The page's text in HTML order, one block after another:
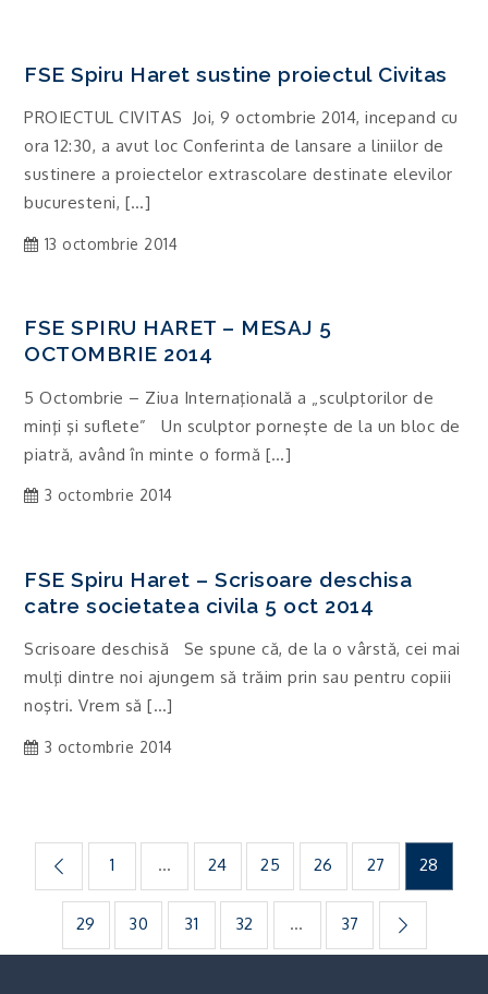
FSE Spiru Haret sustine proiectul Civitas
PROIECTUL CIVITAS Joi, 9 octombrie 2014, incepand cu
ora 12:30, a avut loc Conferinta de lansare a liniilor de
sustinere a proiectelor extrascolare destinate elevilor
bucuresteni, […]
13 octombrie 2014
FSE SPIRU HARET – MESAJ 5
OCTOMBRIE 2014
5 Octombrie – Ziua Internaţională a „sculptorilor de
minţi şi suflete” Un sculptor porneşte de la un bloc de
piatră, având în minte o formă […]
3 octombrie 2014
FSE Spiru Haret – Scrisoare deschisa
catre societatea civila 5 oct 2014
Scrisoare deschisă Se spune că, de la o vârstă, cei mai
mulţi dintre noi ajungem să trăim prin sau pentru copiii
noştri. Vrem să […]
3 octombrie 2014
Paginație
articole
1 … 24 25 26 27 28
29 30 31 32 … 37